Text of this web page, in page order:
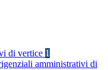
di vertice 1
amministrativi di